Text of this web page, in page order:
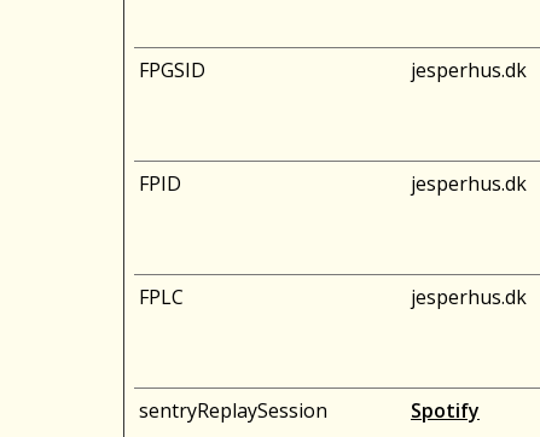
FPGSID jesperhus.dk
FPID jesperhus.dk
FPLC jesperhus.dk
sentryReplaySession Spotify